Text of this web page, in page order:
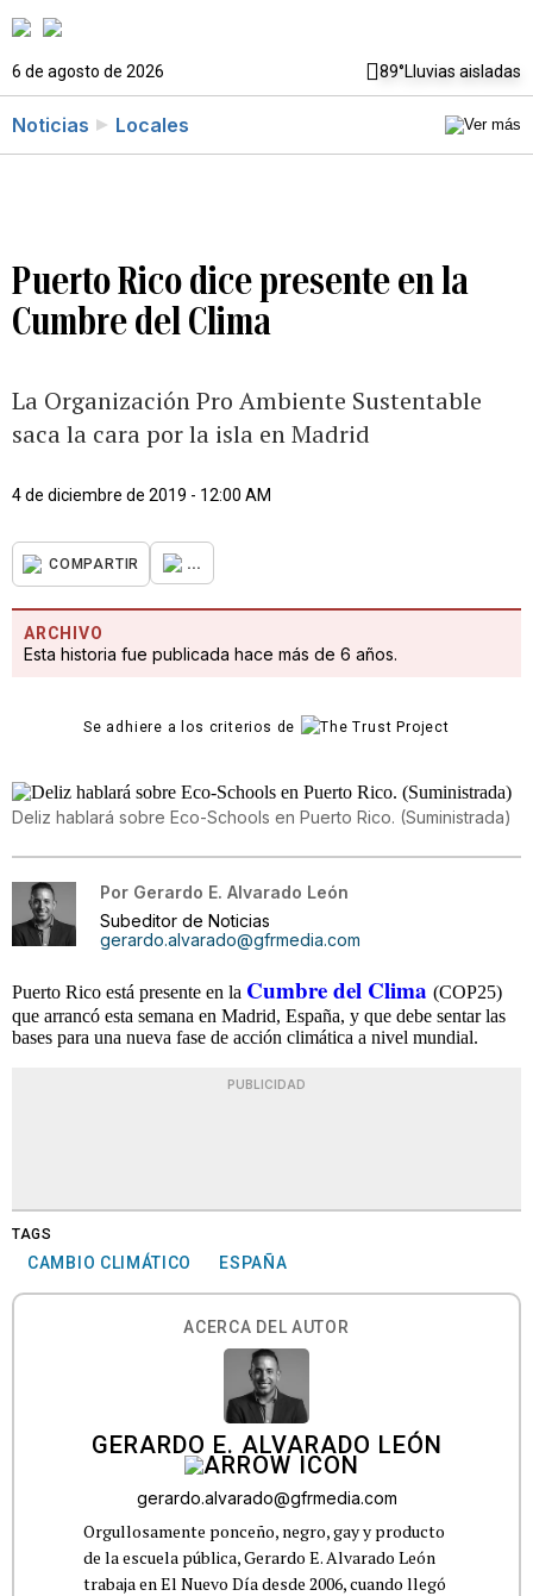
6 de agosto de 2026 89°Lluvias aisladas
Noticias Locales
Puerto Rico dice presente en la
Cumbre del Clima
La Organización Pro Ambiente Sustentable
saca la cara por la isla en Madrid
4 de diciembre de 2019 - 12:00 AM
COMPARTIR ...
ARCHIVO
Esta historia fue publicada hace más de 6 años.
Se adhiere a los criterios de
Deliz hablará sobre Eco-Schools en Puerto Rico. (Suministrada)
Por Gerardo E. Alvarado León
Subeditor de Noticias
gerardo.alvarado@gfrmedia.com
Puerto Rico está presente en la Cumbre del Clima (COP25)
que arrancó esta semana en Madrid, España, y que debe sentar las
bases para una nueva fase de acción climática a nivel mundial.
PUBLICIDAD
TAGS
CAMBIO CLIMÁTICO ESPAÑA
ACERCA DEL AUTOR
GERARDO E. ALVARADO LEÓN
gerardo.alvarado@gfrmedia.com
Orgullosamente ponceño, negro, gay y producto
de la escuela pública, Gerardo E. Alvarado León
trabaja en El Nuevo Día desde 2006, cuando llegó